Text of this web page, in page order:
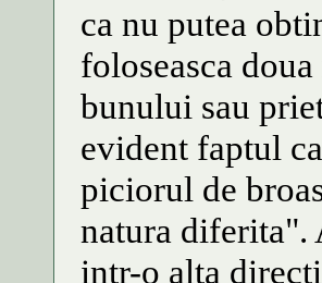
ca nu putea
foloseasca
bunului sau
evident faptul
piciorul de
natura diferita".
intr-o alta